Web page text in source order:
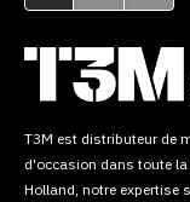
T3M est distributeur de
d'occasion dans toute la
Holland, notre expertise